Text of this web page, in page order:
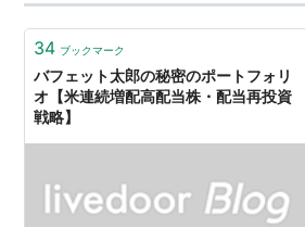
ら恐ろしい） んで、今週の本題はこ
34 ブックマーク
バフェット太郎の秘密のポートフォリ
オ【米連続増配高配当株・配当再投資
戦略】